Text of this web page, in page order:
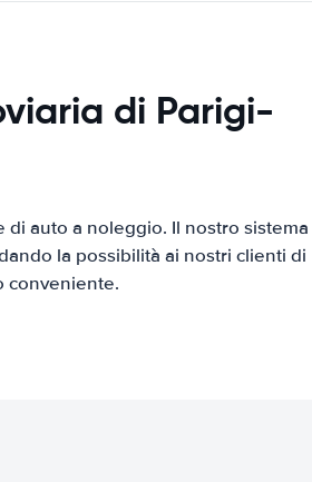
di Parigi-
auto a noleggio. Il nostro sistema
la possibilità ai nostri clienti di
conveniente.